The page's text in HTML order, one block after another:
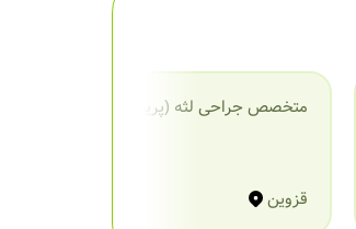
متخصص جراحی لثه (پریودنتیست)
قزوین